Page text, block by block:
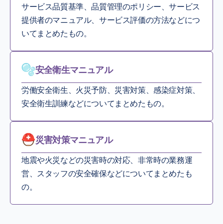
サービス品質基準、品質管理のポリシー、サービス
提供者のマニュアル、サービス評価の方法などにつ
いてまとめたもの。
安全衛生マニュアル
労働安全衛生、火災予防、災害対策、感染症対策、
安全衛生訓練などについてまとめたもの。
災害対策マニュアル
地震や火災などの災害時の対応、非常時の業務運
営、スタッフの安全確保などについてまとめたも
の。